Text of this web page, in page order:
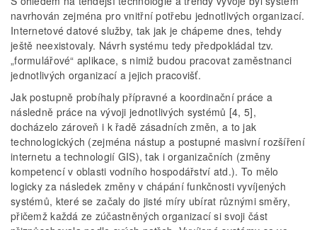
navrhován zejména pro vnitřní potřebu jednotlivých organizací.
Internetové datové služby, tak jak je chápeme dnes, tehdy
ještě neexistovaly. Návrh systému tedy předpokládal tzv.
„formulářové“ aplikace, s nimiž budou pracovat zaměstnanci
jednotlivých organizací a jejich pracovišť.
Jak postupně probíhaly přípravné a koordinační práce a
následně práce na vývoji jednotlivých systémů [4, 5],
docházelo zároveň i k řadě zásadních změn, a to jak
technologických (zejména nástup a postupné masivní rozšíření
internetu a technologií GIS), tak i organizačních (změny
kompetencí v oblasti vodního hospodářství atd.). To mělo
logicky za následek změny v chápání funkčnosti vyvíjených
systémů, které se začaly do jisté míry ubírat různými směry,
přičemž každá ze zúčastněných organizací si svoji část